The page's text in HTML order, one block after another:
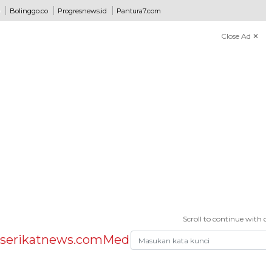
Bolinggo.co Progresnews.id Pantura7.com
Close Ad ✕
Scroll to continue with